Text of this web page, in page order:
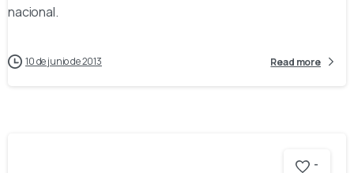
nacional.
10 de junio de 2013 Read more
-